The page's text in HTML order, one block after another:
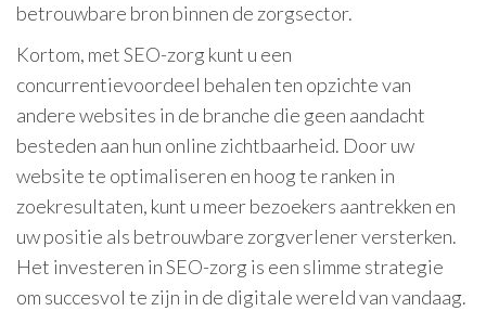
betrouwbare bron binnen de zorgsector.
Kortom, met SEO-zorg kunt u een
concurrentievoordeel behalen ten opzichte van
andere websites in de branche die geen aandacht
besteden aan hun online zichtbaarheid. Door uw
website te optimaliseren en hoog te ranken in
zoekresultaten, kunt u meer bezoekers aantrekken en
uw positie als betrouwbare zorgverlener versterken.
Het investeren in SEO-zorg is een slimme strategie
om succesvol te zijn in de digitale wereld van vandaag.